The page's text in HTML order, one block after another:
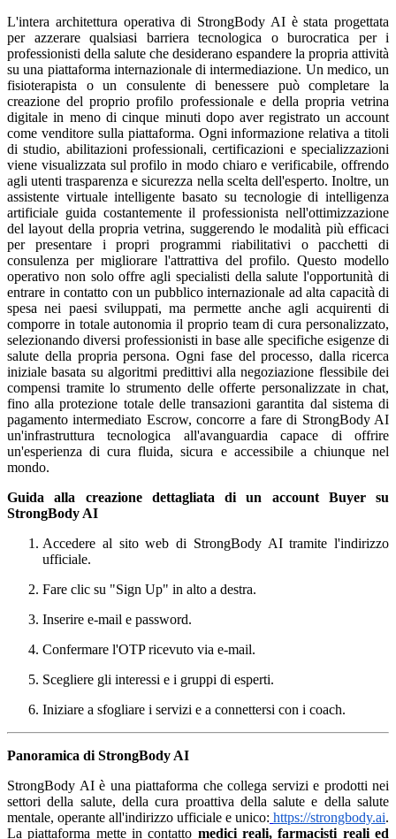
L'intera architettura operativa di StrongBody AI è stata progettata
per azzerare qualsiasi barriera tecnologica o burocratica per i
professionisti della salute che desiderano espandere la propria attività
su una piattaforma internazionale di intermediazione. Un medico, un
fisioterapista o un consulente di benessere può completare la
creazione del proprio profilo professionale e della propria vetrina
digitale in meno di cinque minuti dopo aver registrato un account
come venditore sulla piattaforma. Ogni informazione relativa a titoli
di studio, abilitazioni professionali, certificazioni e specializzazioni
viene visualizzata sul profilo in modo chiaro e verificabile, offrendo
agli utenti trasparenza e sicurezza nella scelta dell'esperto. Inoltre, un
assistente virtuale intelligente basato su tecnologie di intelligenza
artificiale guida costantemente il professionista nell'ottimizzazione
del layout della propria vetrina, suggerendo le modalità più efficaci
per presentare i propri programmi riabilitativi o pacchetti di
consulenza per migliorare l'attrattiva del profilo. Questo modello
operativo non solo offre agli specialisti della salute l'opportunità di
entrare in contatto con un pubblico internazionale ad alta capacità di
spesa nei paesi sviluppati, ma permette anche agli acquirenti di
comporre in totale autonomia il proprio team di cura personalizzato,
selezionando diversi professionisti in base alle specifiche esigenze di
salute della propria persona. Ogni fase del processo, dalla ricerca
iniziale basata su algoritmi predittivi alla negoziazione flessibile dei
compensi tramite lo strumento delle offerte personalizzate in chat,
fino alla protezione totale delle transazioni garantita dal sistema di
pagamento intermediato Escrow, concorre a fare di StrongBody AI
un'infrastruttura tecnologica all'avanguardia capace di offrire
un'esperienza di cura fluida, sicura e accessibile a chiunque nel
mondo.
Guida alla creazione dettagliata di un account Buyer su
StrongBody AI
Accedere al sito web di StrongBody AI tramite l'indirizzo
ufficiale.
Fare clic su "Sign Up" in alto a destra.
Inserire e-mail e password.
Confermare l'OTP ricevuto via e-mail.
Scegliere gli interessi e i gruppi di esperti.
Iniziare a sfogliare i servizi e a connettersi con i coach.
Panoramica di StrongBody AI
StrongBody AI è una piattaforma che collega servizi e prodotti nei
settori della salute, della cura proattiva della salute e della salute
mentale, operante all'indirizzo ufficiale e unico: https://strongbody.ai.
La piattaforma mette in contatto medici reali, farmacisti reali ed